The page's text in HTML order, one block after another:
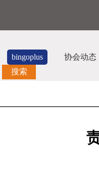
bingoplus 协会动态
搜索